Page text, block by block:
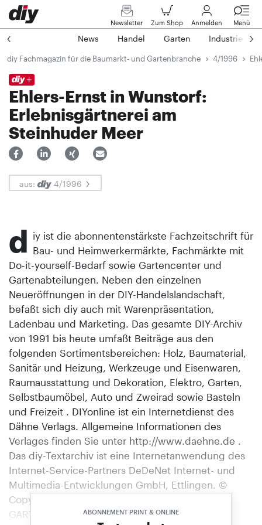
Newsletter Zum Shop Anmelden Menü
News Handel Garten Industrie
diy Fachmagazin für die Baumarkt- und Gartenbranche 4/1996
Ehlers-Ernst in Wunstorf:
Erlebnisgärtnerei am
Steinhuder Meer
aus: 4/1996
ABONNEMENT PRINT & ONLINE
d iy ist die abonnentenstärkste Fachzeitschrift für
Bau- und Heimwerkermärkte, Fachmärkte mit
Do-it-yourself-Bedarf sowie Gartencenter und
Gartenabteilungen. Neben den einzelnen
Neueröffnungen in der DIY-Handelslandschaft,
befaßt sich diy auch mit Warenpräsentation,
Ladenbau und Marketing. Das gesamte DIY-Archiv
von 1991 bis heute umfaßt Beiträge aus den
folgenden Sortimentsbereichen: Holz, Baumaterial,
Sanitär und Heizung, Werkzeuge und Eisenwaren,
Raumausstattung und Dekoration, Elektro, Garten,
Selbstbaumöbel, Auto und Zweirad sowie Basteln
und Freizeit . DIYonline ist ein Internetdienst des
Dähne Verlags. Allgemeine Informationen des
Verlages finden Sie unter http://www.daehne.de .
Das diy-Textarchiv ist eine Internetanwendung des
Internet-Service-Partners DeDeNet Internet- und
Multimedia-Entwicklungen GmbH, Ettlingen. ©
Copyright 1998, Dähne Verlag, Ettlingen.
GARTENMARKT Ehlers-Ernst in Wunstorf